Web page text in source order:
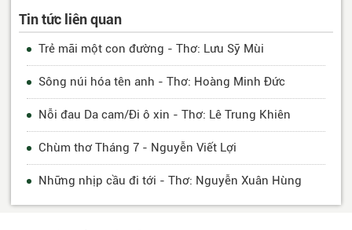
Tin tức liên quan
Trẻ mãi một con đường - Thơ: Lưu Sỹ Mùi
Sông núi hóa tên anh - Thơ: Hoàng Minh Đức
Nỗi đau Da cam/Đi ô xin - Thơ: Lê Trung Khiên
Chùm thơ Tháng 7 - Nguyễn Viết Lợi
Những nhịp cầu đi tới - Thơ: Nguyễn Xuân Hùng